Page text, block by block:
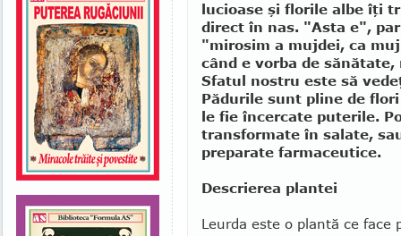
lucioase şi florile albe îţi
direct în nas. "Asta e",
"mirosim a mujdei, ca
când e vorba de
Sfatul nostru este să
Pădu­rile sunt pline de
le fie încercate puterile.
transformate în sa­late,
pre­parate farmaceutice.
Descrierea plantei
Leurda este o plantă ce